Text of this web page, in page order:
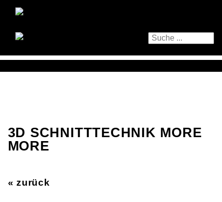
3D SCHNITTTECHNIK MORE
MORE
« zurück